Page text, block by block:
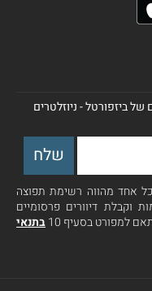
ביזפורטל - ניוזלטרים
אחד מהווה רשימת תפוצה
וקבלת דיוורים פרסומיים
למפורט בסעיף 10
בתנאי